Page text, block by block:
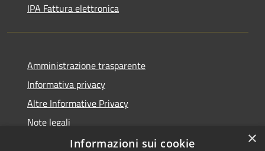
IPA Fattura elettronica
Amministrazione trasparente
Informativa privacy
Altre Informative Privacy
Note legali
Dichiarazione di accessibilità
×
Informazioni sui cookie